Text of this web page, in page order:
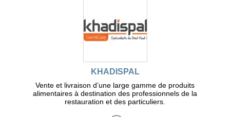
KHADISPAL
Vente et livraison d’une large gamme de produits
alimentaires à destination des professionnels de la
restauration et des particuliers.